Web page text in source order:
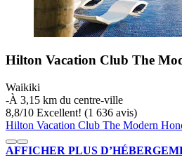
Hilton Vacation Club The
Waikiki
‐À 3,15 km du centre-ville
8,8/10 Excellent! (1 636 avis)
Hilton Vacation Club The Modern
AFFICHER PLUS